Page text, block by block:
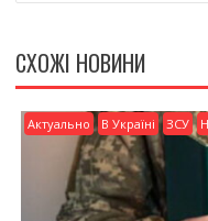
k
СХОЖІ НОВИНИ
Актуально В Україні ЗСУ